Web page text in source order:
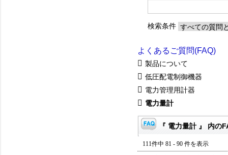
検索条件
よくあるご質問(FAQ)
製品について
低圧配電制御機器
電力管理用計器
電力量計
『 電力量計 』 内の
111件中 81 - 90 件を表示